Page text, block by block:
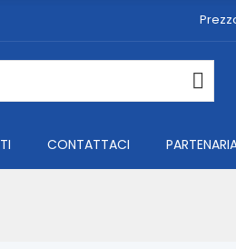
CONTATTACI